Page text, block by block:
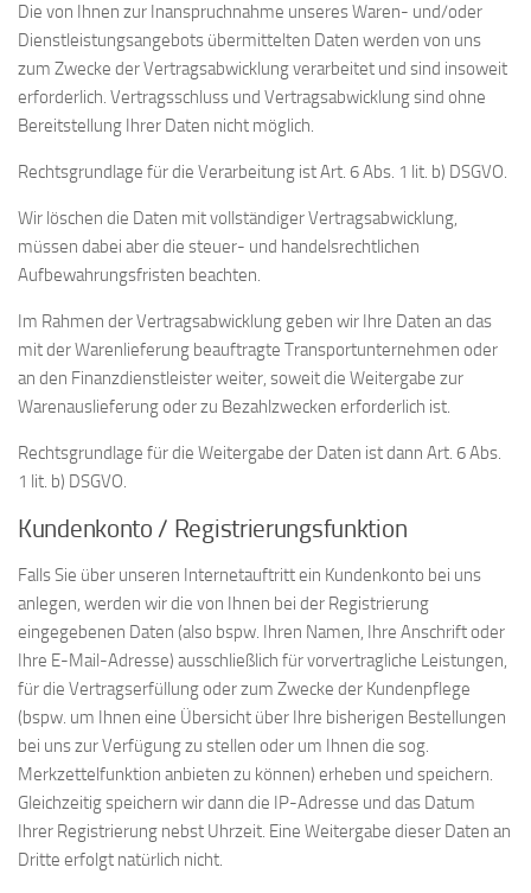
Die von Ihnen zur Inanspruchnahme unseres Waren- und/oder
Dienstleistungsangebots übermittelten Daten werden von uns
zum Zwecke der Vertragsabwicklung verarbeitet und sind insoweit
erforderlich. Vertragsschluss und Vertragsabwicklung sind ohne
Bereitstellung Ihrer Daten nicht möglich.
Rechtsgrundlage für die Verarbeitung ist Art. 6 Abs. 1 lit. b) DSGVO.
Wir löschen die Daten mit vollständiger Vertragsabwicklung,
müssen dabei aber die steuer- und handelsrechtlichen
Aufbewahrungsfristen beachten.
Im Rahmen der Vertragsabwicklung geben wir Ihre Daten an das
mit der Warenlieferung beauftragte Transportunternehmen oder
an den Finanzdienstleister weiter, soweit die Weitergabe zur
Warenauslieferung oder zu Bezahlzwecken erforderlich ist.
Rechtsgrundlage für die Weitergabe der Daten ist dann Art. 6 Abs.
1 lit. b) DSGVO.
Kundenkonto / Registrierungsfunktion
Falls Sie über unseren Internetauftritt ein Kundenkonto bei uns
anlegen, werden wir die von Ihnen bei der Registrierung
eingegebenen Daten (also bspw. Ihren Namen, Ihre Anschrift oder
Ihre E-Mail-Adresse) ausschließlich für vorvertragliche Leistungen,
für die Vertragserfüllung oder zum Zwecke der Kundenpflege
(bspw. um Ihnen eine Übersicht über Ihre bisherigen Bestellungen
bei uns zur Verfügung zu stellen oder um Ihnen die sog.
Merkzettelfunktion anbieten zu können) erheben und speichern.
Gleichzeitig speichern wir dann die IP-Adresse und das Datum
Ihrer Registrierung nebst Uhrzeit. Eine Weitergabe dieser Daten an
Dritte erfolgt natürlich nicht.